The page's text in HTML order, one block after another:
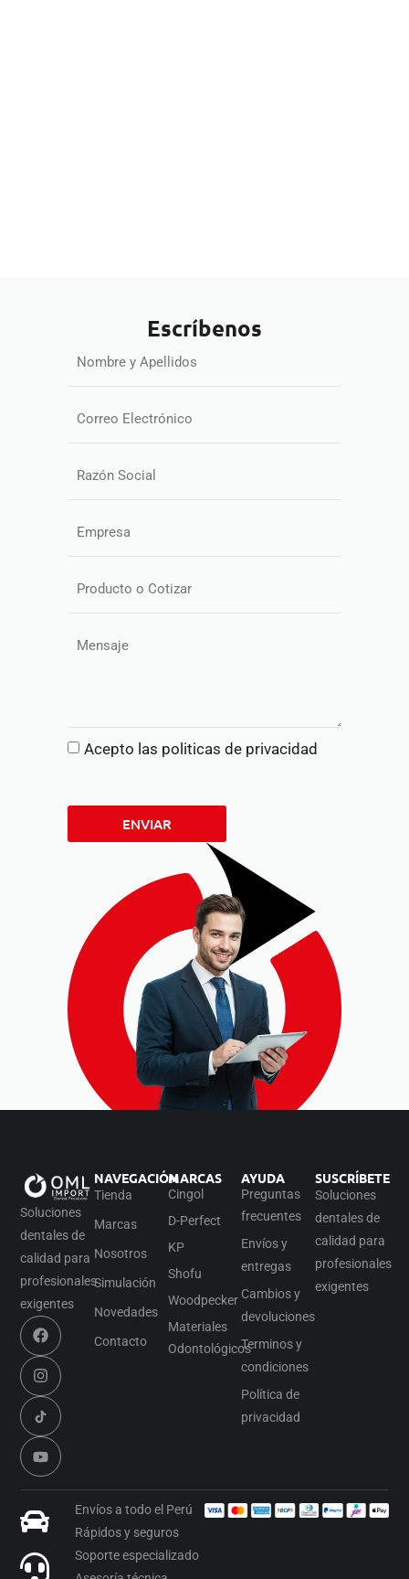
Escríbenos
Acepto las politicas de privacidad
ENVIAR
Soluciones
dentales de
calidad para
profesionales
exigentes
NAVEGACIÓN
Tienda
Marcas
Nosotros
Simulación
Novedades
Contacto
MARCAS
Cingol
D-Perfect
KP
Shofu
Woodpecker
Materiales
Odontológicos
AYUDA
Preguntas
frecuentes
Envíos y
entregas
Cambios y
devoluciones
Terminos y
condiciones
Política de
privacidad
SUSCRÍBETE
Soluciones
dentales de
calidad para
profesionales
exigentes
Envíos a todo el Perú
Rápidos y seguros
Soporte especializado